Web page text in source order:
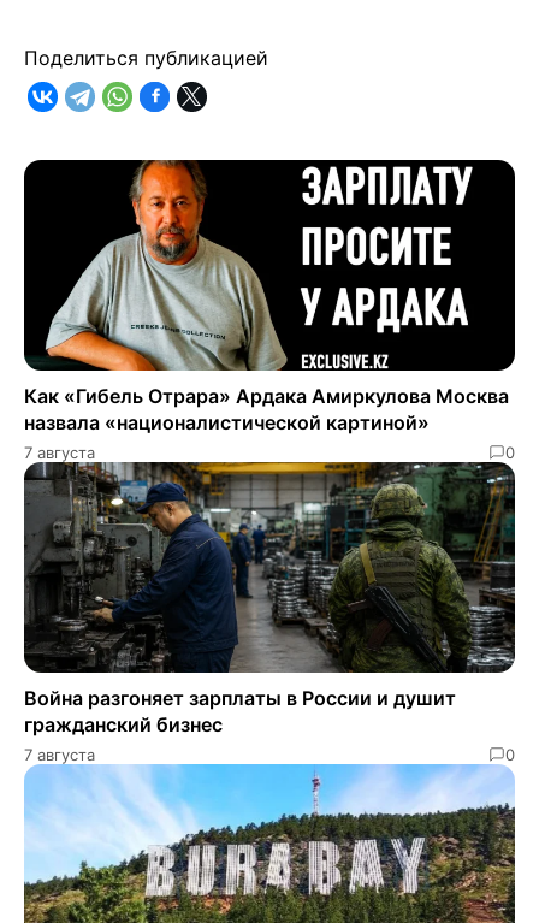
Поделиться публикацией
Как «Гибель Отрара» Ардака Амиркулова Москва
назвала «националистической картиной»
7 августа 0
Война разгоняет зарплаты в России и душит
гражданский бизнес
7 августа 0